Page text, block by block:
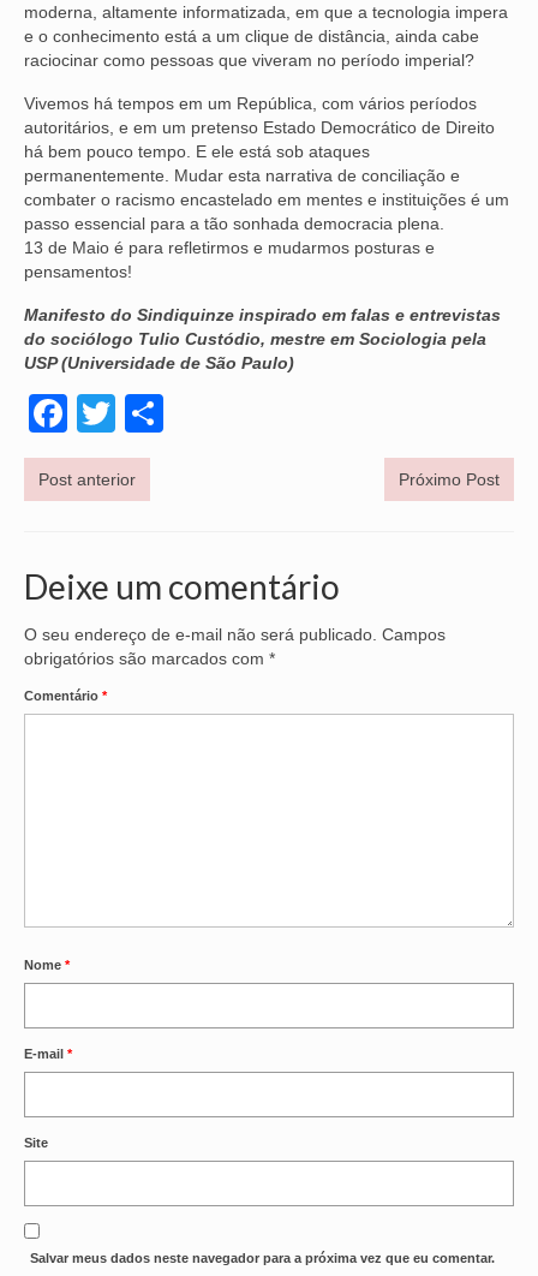
SAÚDE
TÉCNICOS JUDICIÁRIOS
TECNOLOGIA DA INFORMAÇÃO
moderna, altamente informatizada, em que a tecnologia impera
e o conhecimento está a um clique de distância, ainda cabe
raciocinar como pessoas que viveram no período imperial?
Vivemos há tempos em um República, com vários períodos
autoritários, e em um pretenso Estado Democrático de Direito
há bem pouco tempo. E ele está sob ataques
permanentemente. Mudar esta narrativa de conciliação e
combater o racismo encastelado em mentes e instituições é um
passo essencial para a tão sonhada democracia plena.
13 de Maio é para refletirmos e mudarmos posturas e
pensamentos!
Manifesto do Sindiquinze inspirado em falas e entrevistas
do sociólogo Tulio Custódio, mestre em Sociologia pela
USP (Universidade de São Paulo)
Facebook
Twitter
Post anterior Próximo Post
Deixe um comentário
O seu endereço de e-mail não será publicado. Campos
obrigatórios são marcados com *
Comentário *
Nome *
E-mail *
Site
Salvar meus dados neste navegador para a próxima vez que eu comentar.